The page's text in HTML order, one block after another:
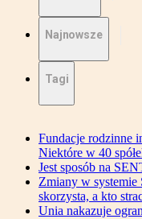
Najnowsze
Tagi
Fundacje rodzinne
Niektóre w 40
Jest sposób na
Zmiany w systemie
skorzysta, a kto
Unia nakazuje